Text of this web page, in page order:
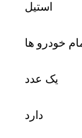
استیل
خودرو ها
یک عدد
دارد